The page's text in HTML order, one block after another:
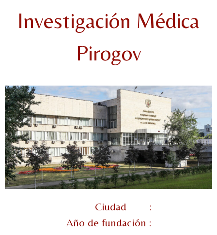
Investigación Médica
Pirogov
Ciudad :
Año de fundación :